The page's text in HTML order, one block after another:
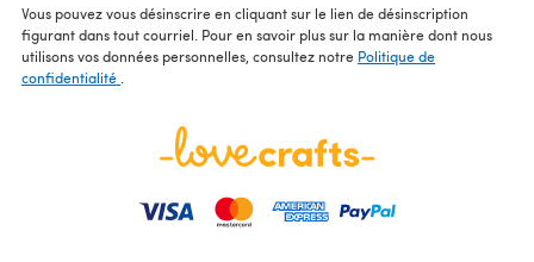
Vous pouvez vous désinscrire en cliquant sur le lien de désinscription
figurant dans tout courriel. Pour en savoir plus sur la manière dont nous
utilisons vos données personnelles, consultez notre Politique de
confidentialité